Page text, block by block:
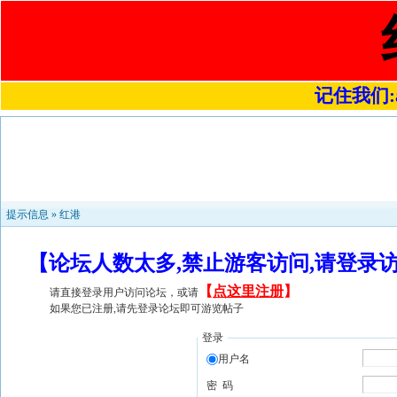
记住我们
提示信息 » 红港
【论坛人数太多,禁止游客访问,请登
请直接登录用户访问论坛，或请 【 点这里注册】
如果您已注册,请先登录论坛即可游览帖子
登录
用户名
密 码